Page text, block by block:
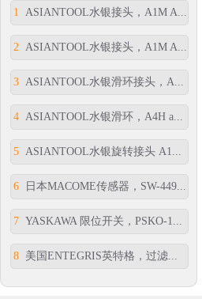
1 ASIANTOOL水银接头，A1M A...
2 ASIANTOOL水银接头，A1M A...
3 ASIANTOOL水银滑环接头，A...
4 ASIANTOOL水银滑环，A4H a...
5 ASIANTOOL水银旋转接头 A1...
6 日本MACOME传感器，SW-449...
7 YASKAWA 限位开关，PSKO-1...
8 美国ENTEGRIS英特格，过滤...